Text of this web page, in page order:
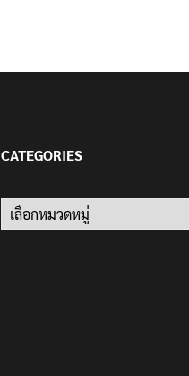
CATEGORIES
Categories